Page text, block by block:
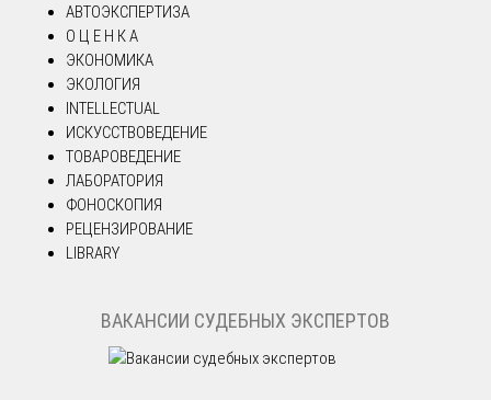
АВТОЭКСПЕРТИЗА
О Ц Е Н К А
ЭКОНОМИКА
ЭКОЛОГИЯ
INTELLECTUAL
ИСКУССТВОВЕДЕНИЕ
ТОВАРОВЕДЕНИЕ
ЛАБОРАТОРИЯ
ФОНОСКОПИЯ
РЕЦЕНЗИРОВАНИЕ
LIBRARY
ВАКАНСИИ СУДЕБНЫХ ЭКСПЕРТОВ